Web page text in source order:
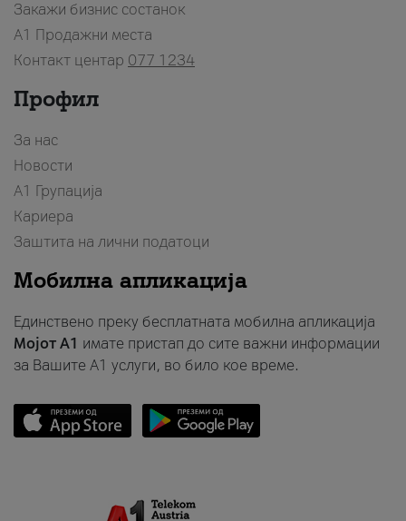
Закажи бизнис состанок
A1 Продажни места
Контакт центар 077 1234
Профил
За нас
Новости
А1 Групација
Кариера
Заштита на лични податоци
Мобилна апликација
Единствено преку бесплатната мобилна апликација
Мојот A1 имате пристап до сите важни информации
за Вашите A1 услуги, во било кое време.